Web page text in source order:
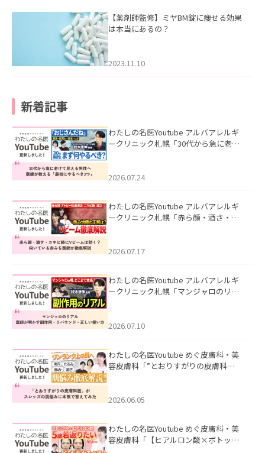
【薬剤師監修】ミヤBM錠に痩せる効果
は本当にあるの？
2023.11.10
新着記事
わたしの名医Youtube アルバアレルギ
ークリニック札幌「30代から急に老け
た。
2026.07.24
わたしの名医Youtube アルバアレルギ
ークリニック札幌「赤ら顔・酒さ・ニ
した。
2026.07.17
わたしの名医Youtube アルバアレルギ
ークリニック札幌「マンジャロのリア
た。
2026.07.10
わたしの名医Youtube めぐ皮膚科・美
容皮膚科「”とおりすがりの皮膚科
2026.06.05
わたしの名医Youtube めぐ皮膚科・美
容皮膚科「【ヒアルロン酸×ボトック